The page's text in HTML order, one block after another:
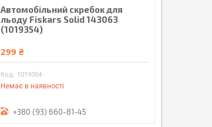
Автомобільний скребок для
льоду Fiskars Solid 143063
(1019354)
299 ₴
1019354
Немає в наявності
+380 (93) 660-81-45